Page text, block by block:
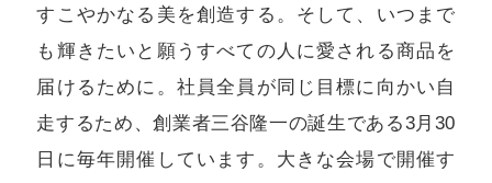
すこやかなる美を創造する。そして、いつまで
も輝きたいと願うすべての人に愛される商品を
届けるために。社員全員が同じ目標に向かい自
走するため、創業者三谷隆一の誕生である3月30
日に毎年開催しています。大きな会場で開催す